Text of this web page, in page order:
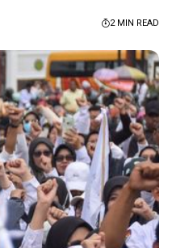
2 MIN READ